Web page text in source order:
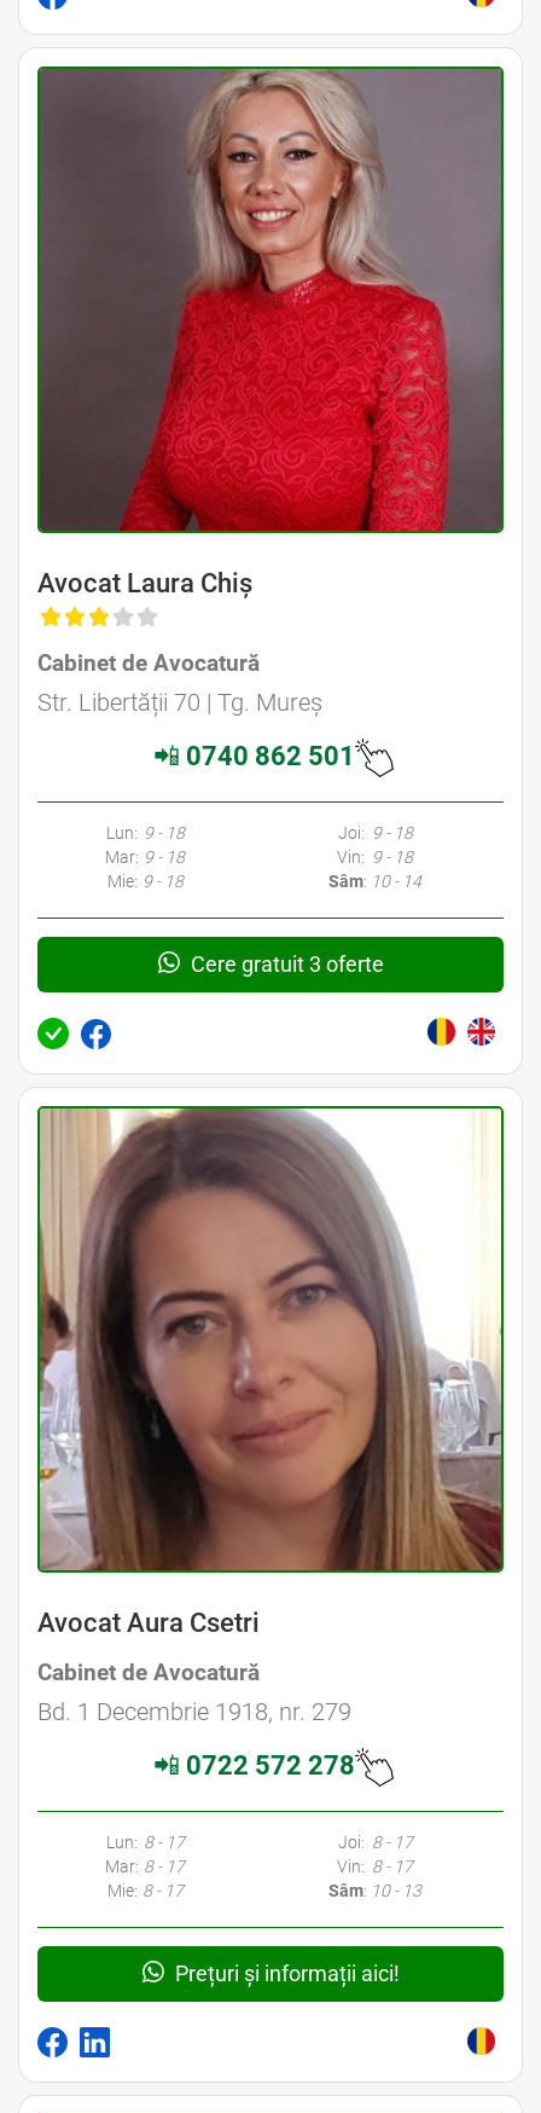
Avocat Laura Chiș
Cabinet de Avocatură
Str. Libertății 70 | Tg. Mureş
📲 0740 862 501
Lun: 9 - 18
Mar: 9 - 18
Mie: 9 - 18
Joi: 9 - 18
Vin: 9 - 18
Sâm: 10 - 14
Cere gratuit 3 oferte
Avocat Aura Csetri
Cabinet de Avocatură
Bd. 1 Decembrie 1918, nr. 279
📲 0722 572 278
Lun: 8 - 17
Mar: 8 - 17
Mie: 8 - 17
Joi: 8 - 17
Vin: 8 - 17
Sâm: 10 - 13
Prețuri și informații aici!